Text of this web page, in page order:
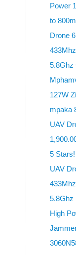
Power
to
Drone
5.8Ghz
127W
mpaka
UAV
5
UAV
5.8Ghz
High